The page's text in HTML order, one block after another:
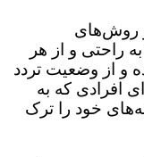
و روش‌های
راحتی و از هر
و از وضعیت تردد
افرادی که به
خود را ترک